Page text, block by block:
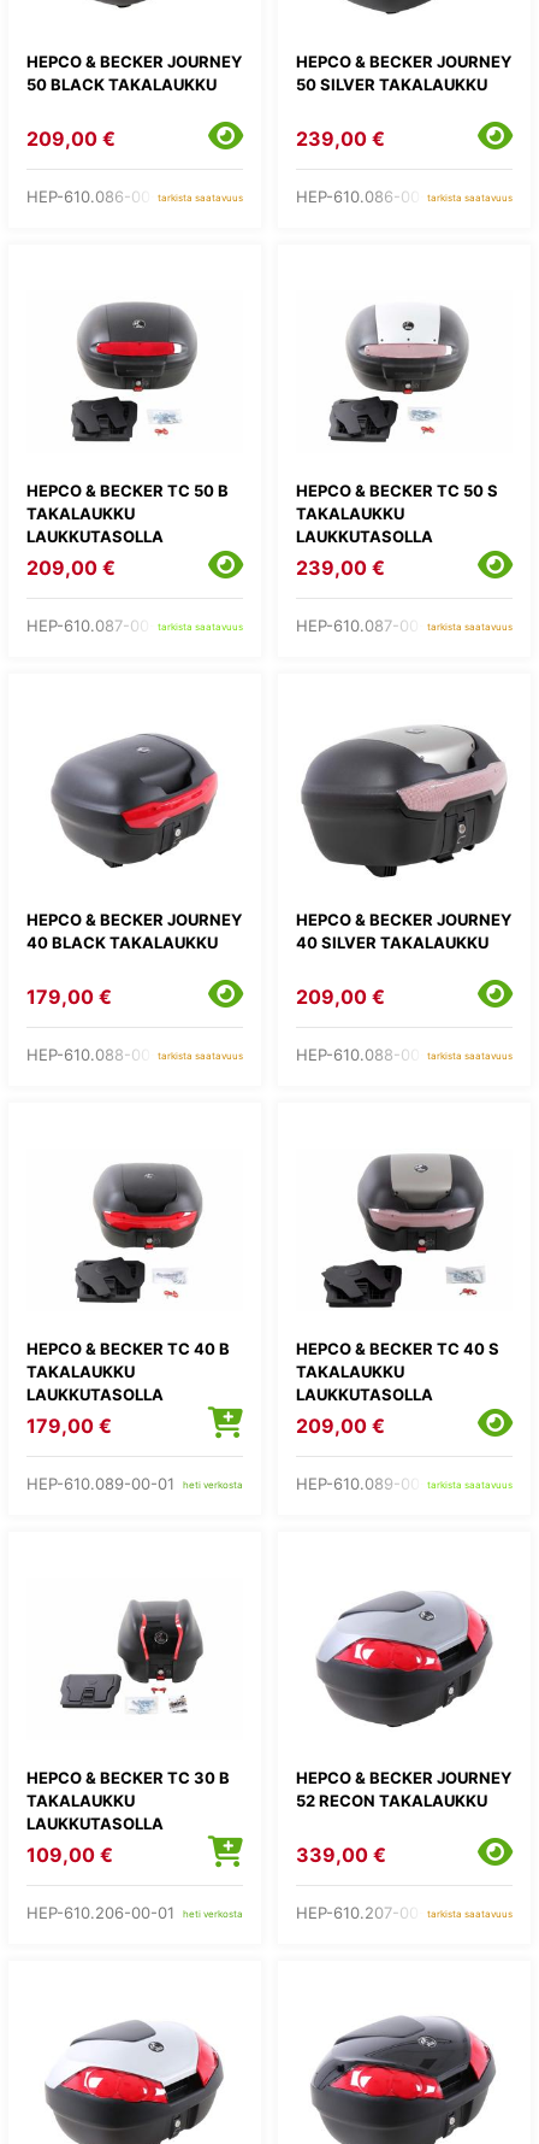
HEPCO & BECKER JOURNEY
50 BLACK TAKALAUKKU
209,00 €
HEP-610.086-00-01tarkista saatavuus
HEPCO & BECKER JOURNEY
50 SILVER TAKALAUKKU
239,00 €
HEP-610.086-00-09tarkista saatavuus
HEPCO & BECKER TC 50 B
TAKALAUKKU
LAUKKUTASOLLA
209,00 €
HEP-610.087-00-01tarkista saatavuus
HEPCO & BECKER TC 50 S
TAKALAUKKU
LAUKKUTASOLLA
239,00 €
HEP-610.087-00-09tarkista saatavuus
HEPCO & BECKER JOURNEY
40 BLACK TAKALAUKKU
179,00 €
HEP-610.088-00-01tarkista saatavuus
HEPCO & BECKER JOURNEY
40 SILVER TAKALAUKKU
209,00 €
HEP-610.088-00-09tarkista saatavuus
HEPCO & BECKER TC 40 B
TAKALAUKKU
LAUKKUTASOLLA
179,00 €
HEP-610.089-00-01 heti verkosta
HEPCO & BECKER TC 40 S
TAKALAUKKU
LAUKKUTASOLLA
209,00 €
HEP-610.089-00-09tarkista saatavuus
HEPCO & BECKER TC 30 B
TAKALAUKKU
LAUKKUTASOLLA
109,00 €
HEP-610.206-00-01 heti verkosta
HEPCO & BECKER JOURNEY
52 RECON TAKALAUKKU
339,00 €
HEP-610.207-00-04tarkista saatavuus